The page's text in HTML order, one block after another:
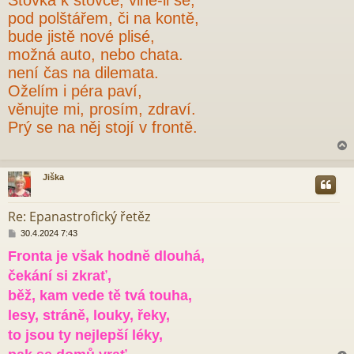
p
e
k
pod polštářem, či na kontě,
bude jistě nové plisé,
možná auto, nebo chata.
není čas na dilemata.
Oželím i péra paví,
věnujte mi, prosím, zdraví.
Prý se na něj stojí v frontě.
h
Jiška
Re: Epanastrofický řetěz
P
í
p
ě
e
30.4.2024 7:43
Fronta je však hodně dlouhá,
čekání si zkrať,
běž, kam vede tě tvá touha,
lesy, stráně, louky, řeky,
to jsou ty nejlepší léky,